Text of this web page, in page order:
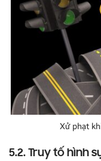
Xử phạt
5.2. Truy tố hình